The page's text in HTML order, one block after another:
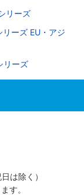
リーズ
ーズ EU・アジ
リーズ
は除く）
す。